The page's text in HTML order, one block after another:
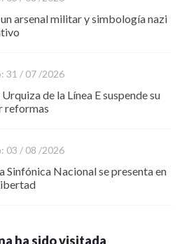
arsenal militar y simbología nazi
31 / 07 /2026
de la Línea E suspende su
reformas
03 / 08 /2026
Sinfónica Nacional se presenta en
ha sido visitada